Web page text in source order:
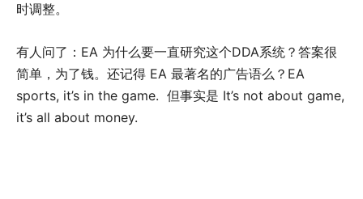
时调整。
有人问了：EA 为什么要一直研究这个DDA系统？答案很
简单，为了钱。还记得 EA 最著名的广告语么？EA
sports, it’s in the game. 但事实是 It’s not about game,
it’s all about money.